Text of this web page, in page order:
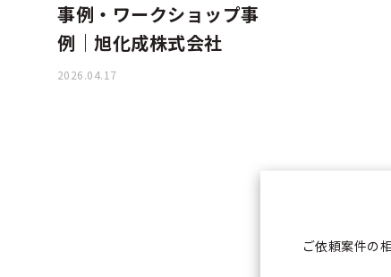
事例・ワークショップ事
例｜旭化成株式会社
2026.04.17
ご依頼案件の